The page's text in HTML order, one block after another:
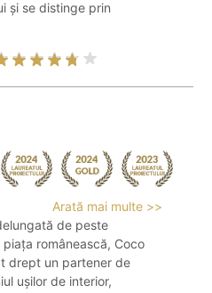
și se distinge prin
Arată mai multe >>
de peste
românească, Coco
drept un partener de
ușilor de interior,